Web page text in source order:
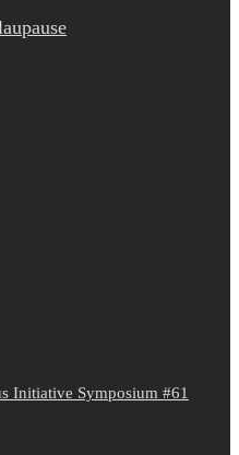
Initiative Symposium #61